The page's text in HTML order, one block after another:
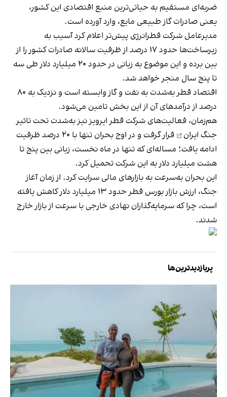
ضربه‌ای مستقیم به حیاتی‌ترین منبع اقتصادی این کشور،
یعنی صادرات گاز طبیعی مایع، وارد آورده است.
مدیرعامل شرکت قطرانرژی پیش‌تر اعلام کرد آسیب به
زیرساخت‌ها حدود ۱۷ درصد از ظرفیت سالانه صادرات کشور را از
بین برده و این موضوع به زیانی در حدود ۲۰ میلیارد دلار طی سه
تا پنج سال منجر خواهد شد.
اقتصاد قطر به‌شدت به نفت و گاز وابسته است و نزدیک به ۸۰
درصد از درآمدهای آن از این بخش تامین می‌شود.
هم‌زمان، فعالیت‌های شرکت قطر ایرویز نیز به‌شدت تحت تاثیر
جنگ ایران
قرار گرفت و در اوج بحران تنها با ۲۰ درصد ظرفیت
ادامه یافت؛ مساله‌ای که تنها در ماه نخست، زیانی بین پنج تا
هشت میلیارد دلار به این شرکت تحمیل کرد.
این بحران به‌سرعت به بازارهای مالی سرایت کرد. از زمان آغاز
جنگ، ارزش بازار بورس قطر حدود ۱۳ میلیارد دلار کاهش یافته
است، چرا که سرمایه‌گذاران نهادی خارجی با سرعت از بازار خارج
شدند.
پربازدیدترین‌ها